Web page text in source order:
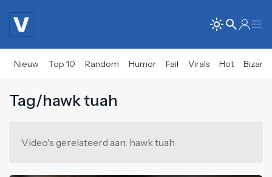
Nieuw Top 10 Random Humor Fail Virals Hot Bizar
Tag/hawk tuah
Video's gerelateerd aan: hawk tuah